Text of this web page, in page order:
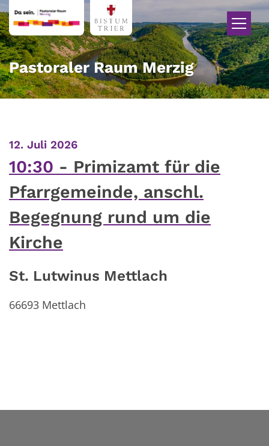
Zum Inhalt springen
Pastoraler Raum Merzig
12. Juli 2026:
10:30
Primizamt für die
Pfarrgemeinde, anschl.
Begegnung rund um die
Kirche
St. Lutwinus Mettlach
66693 Mettlach